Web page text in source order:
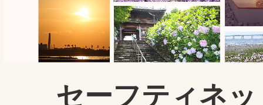
セーフティネ